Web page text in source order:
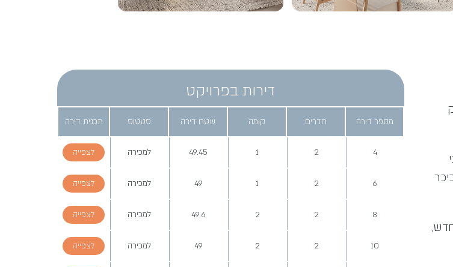
דירות בפרויקט
מספר דירה חדרים קומה שטח דירה סטטוס תכנית דירה
4
2
1
49.45 למכירה לצפייה
6
2
1
49 למכירה לצפייה
8
2
2
49.6 למכירה לצפייה
10
2
2
49 למכירה לצפייה